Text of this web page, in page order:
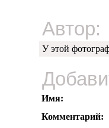
Автор:
У этой
Имя:
Комментарий: